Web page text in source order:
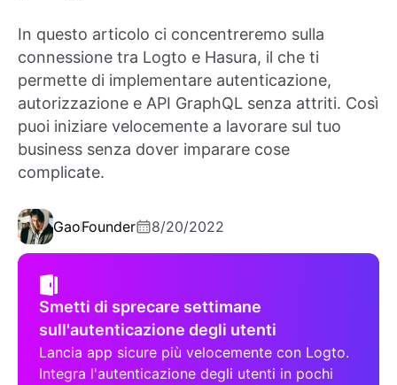
In questo articolo ci concentreremo sulla
connessione tra Logto e Hasura, il che ti
permette di implementare autenticazione,
autorizzazione e API GraphQL senza attriti. Così
puoi iniziare velocemente a lavorare sul tuo
business senza dover imparare cose
complicate.
GaoFounder 8/20/2022
Smetti di sprecare settimane
sull'autenticazione degli utenti
Lancia app sicure più velocemente con Logto.
Integra l'autenticazione degli utenti in pochi